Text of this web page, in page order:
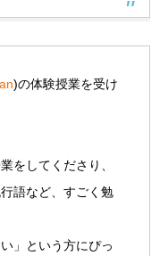
)の体験授業を受け
をしてくださり、
語など、すごく勉
」という方にぴっ